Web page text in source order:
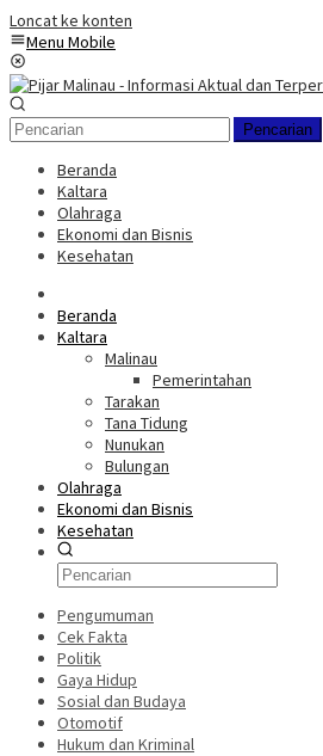
Loncat ke konten
Menu Mobile
Pencarian
Beranda
Kaltara
Olahraga
Ekonomi dan Bisnis
Kesehatan
Beranda
Kaltara
Malinau
Pemerintahan
Tarakan
Tana Tidung
Nunukan
Bulungan
Olahraga
Ekonomi dan Bisnis
Kesehatan
Pengumuman
Cek Fakta
Politik
Gaya Hidup
Sosial dan Budaya
Otomotif
Hukum dan Kriminal